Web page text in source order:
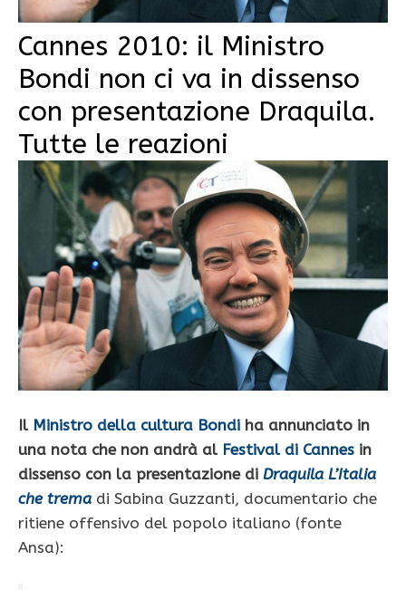
Cannes 2010: il Ministro
Bondi non ci va in dissenso
con presentazione Draquila.
Tutte le reazioni
Il Ministro della cultura Bondi ha annunciato in
una nota che non andrà al Festival di Cannes in
dissenso con la presentazione di Draquila L’Italia
che trema di Sabina Guzzanti, documentario che
ritiene offensivo del popolo italiano (fonte
Ansa):